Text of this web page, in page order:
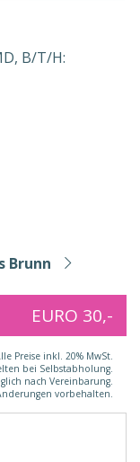
B/T/H:
Brunn
EURO 30,-
Preise inkl. 20% MwSt.
bei Selbstabholung.
nach Vereinbarung.
vorbehalten.